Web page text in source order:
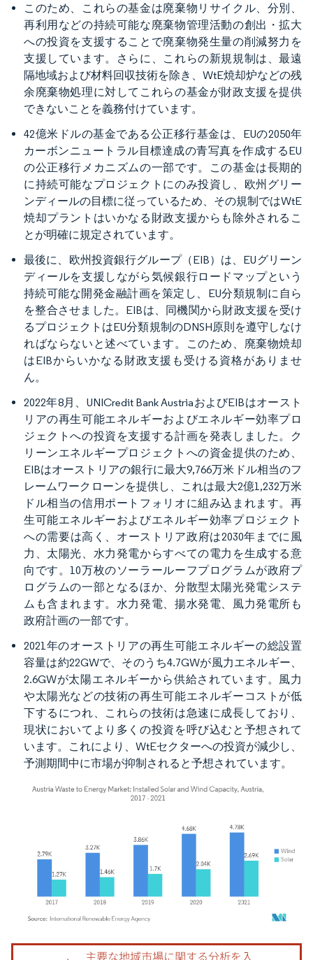
このため、これらの基金は廃棄物リサイクル、分別、
再利用などの持続可能な廃棄物管理活動の創出・拡大
への投資を支援することで廃棄物発生量の削減努力を
支援しています。さらに、これらの新規規制は、最遠
隔地域および材料回収技術を除き、WtE焼却炉などの残
余廃棄物処理に対してこれらの基金が財政支援を提供
できないことを義務付けています。
42億米ドルの基金である公正移行基金は、EUの2050年
カーボンニュートラル目標達成の青写真を作成するEU
の公正移行メカニズムの一部です。この基金は長期的
に持続可能なプロジェクトにのみ投資し、欧州グリー
ンディールの目標に従っているため、その規制ではWtE
焼却プラントはいかなる財政支援からも除外されるこ
とが明確に規定されています。
最後に、欧州投資銀行グループ（EIB）は、EUグリーン
ディールを支援しながら気候銀行ロードマップという
持続可能な開発金融計画を策定し、EU分類規制に自ら
を整合させました。EIBは、同機関から財政支援を受け
るプロジェクトはEU分類規制のDNSH原則を遵守しなけ
ればならないと述べています。このため、廃棄物焼却
はEIBからいかなる財政支援も受ける資格がありませ
ん。
2022年8月、UNICredit Bank AustriaおよびEIBはオースト
リアの再生可能エネルギーおよびエネルギー効率プロ
ジェクトへの投資を支援する計画を発表しました。ク
リーンエネルギープロジェクトへの資金提供のため、
EIBはオーストリアの銀行に最大9,766万米ドル相当のフ
レームワークローンを提供し、これは最大2億1,232万米
ドル相当の信用ポートフォリオに組み込まれます。再
生可能エネルギーおよびエネルギー効率プロジェクト
への需要は高く、オーストリア政府は2030年までに風
力、太陽光、水力発電からすべての電力を生成する意
向です。10万枚のソーラールーフプログラムが政府プ
ログラムの一部となるほか、分散型太陽光発電システ
ムも含まれます。水力発電、揚水発電、風力発電所も
政府計画の一部です。
2021年のオーストリアの再生可能エネルギーの総設置
容量は約22GWで、そのうち4.7GWが風力エネルギー、
2.6GWが太陽エネルギーから供給されています。風力
や太陽光などの技術の再生可能エネルギーコストが低
下するにつれ、これらの技術は急速に成長しており、
現状においてより多くの投資を呼び込むと予想されて
います。これにより、WtEセクターへの投資が減少し、
予測期間中に市場が抑制されると予想されています。
画像 © Mordor Intelligence。再利用にはCC BY 4.0の表示が必要です。